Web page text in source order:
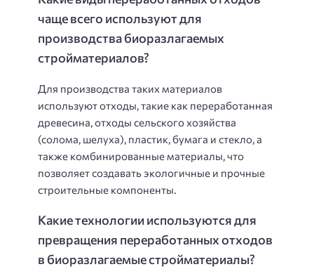
чаще всего используют для
производства биоразлагаемых
стройматериалов?
Для производства таких материалов
используют отходы, такие как переработанная
древесина, отходы сельского хозяйства
(солома, шелуха), пластик, бумага и стекло, а
также комбинированные материалы, что
позволяет создавать экологичные и прочные
строительные компоненты.
Какие технологии используются для
превращения переработанных отходов
в биоразлагаемые стройматериалы?